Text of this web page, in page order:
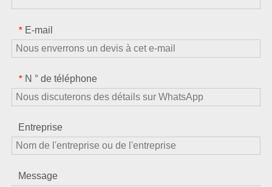
* E-mail
* N ° de téléphone
Entreprise
Message